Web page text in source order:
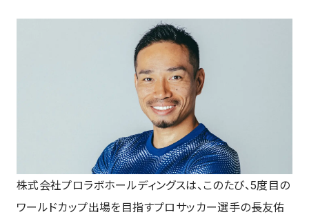
株式会社プロラボホールディングスは、このたび、5度目の
ワールドカップ出場を目指すプロサッカー選手の長友佑